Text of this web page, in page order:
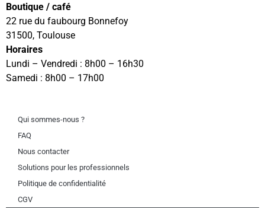
Boutique / café
22 rue du faubourg Bonnefoy
31500, Toulouse
Horaires
Lundi – Vendredi : 8h00 – 16h30
Samedi : 8h00 – 17h00
Qui sommes-nous ?
FAQ
Nous contacter
Solutions pour les professionnels
Politique de confidentialité
CGV